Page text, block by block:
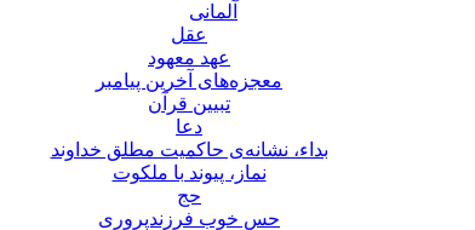
آلمانی
عقل
عهد معهود
معجزه‌های آخرین پیامبر
تبيين قرآن
دعا
بداء، نشانه‌ی حاکمیت مطلق خداوند
نماز، پیوند با ملکوت
حج
حس خوب فرزندپروری